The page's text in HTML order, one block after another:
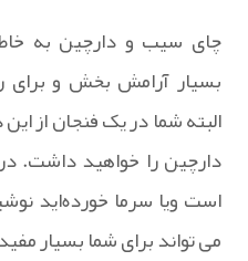
چای سیب و دارچین به
بسیار آرامش بخش و
البته شما در یک فنجان از
دارچین را خواهید داشت.
است ویا سرما خورده‌اید
می تواند برای شما بسیار